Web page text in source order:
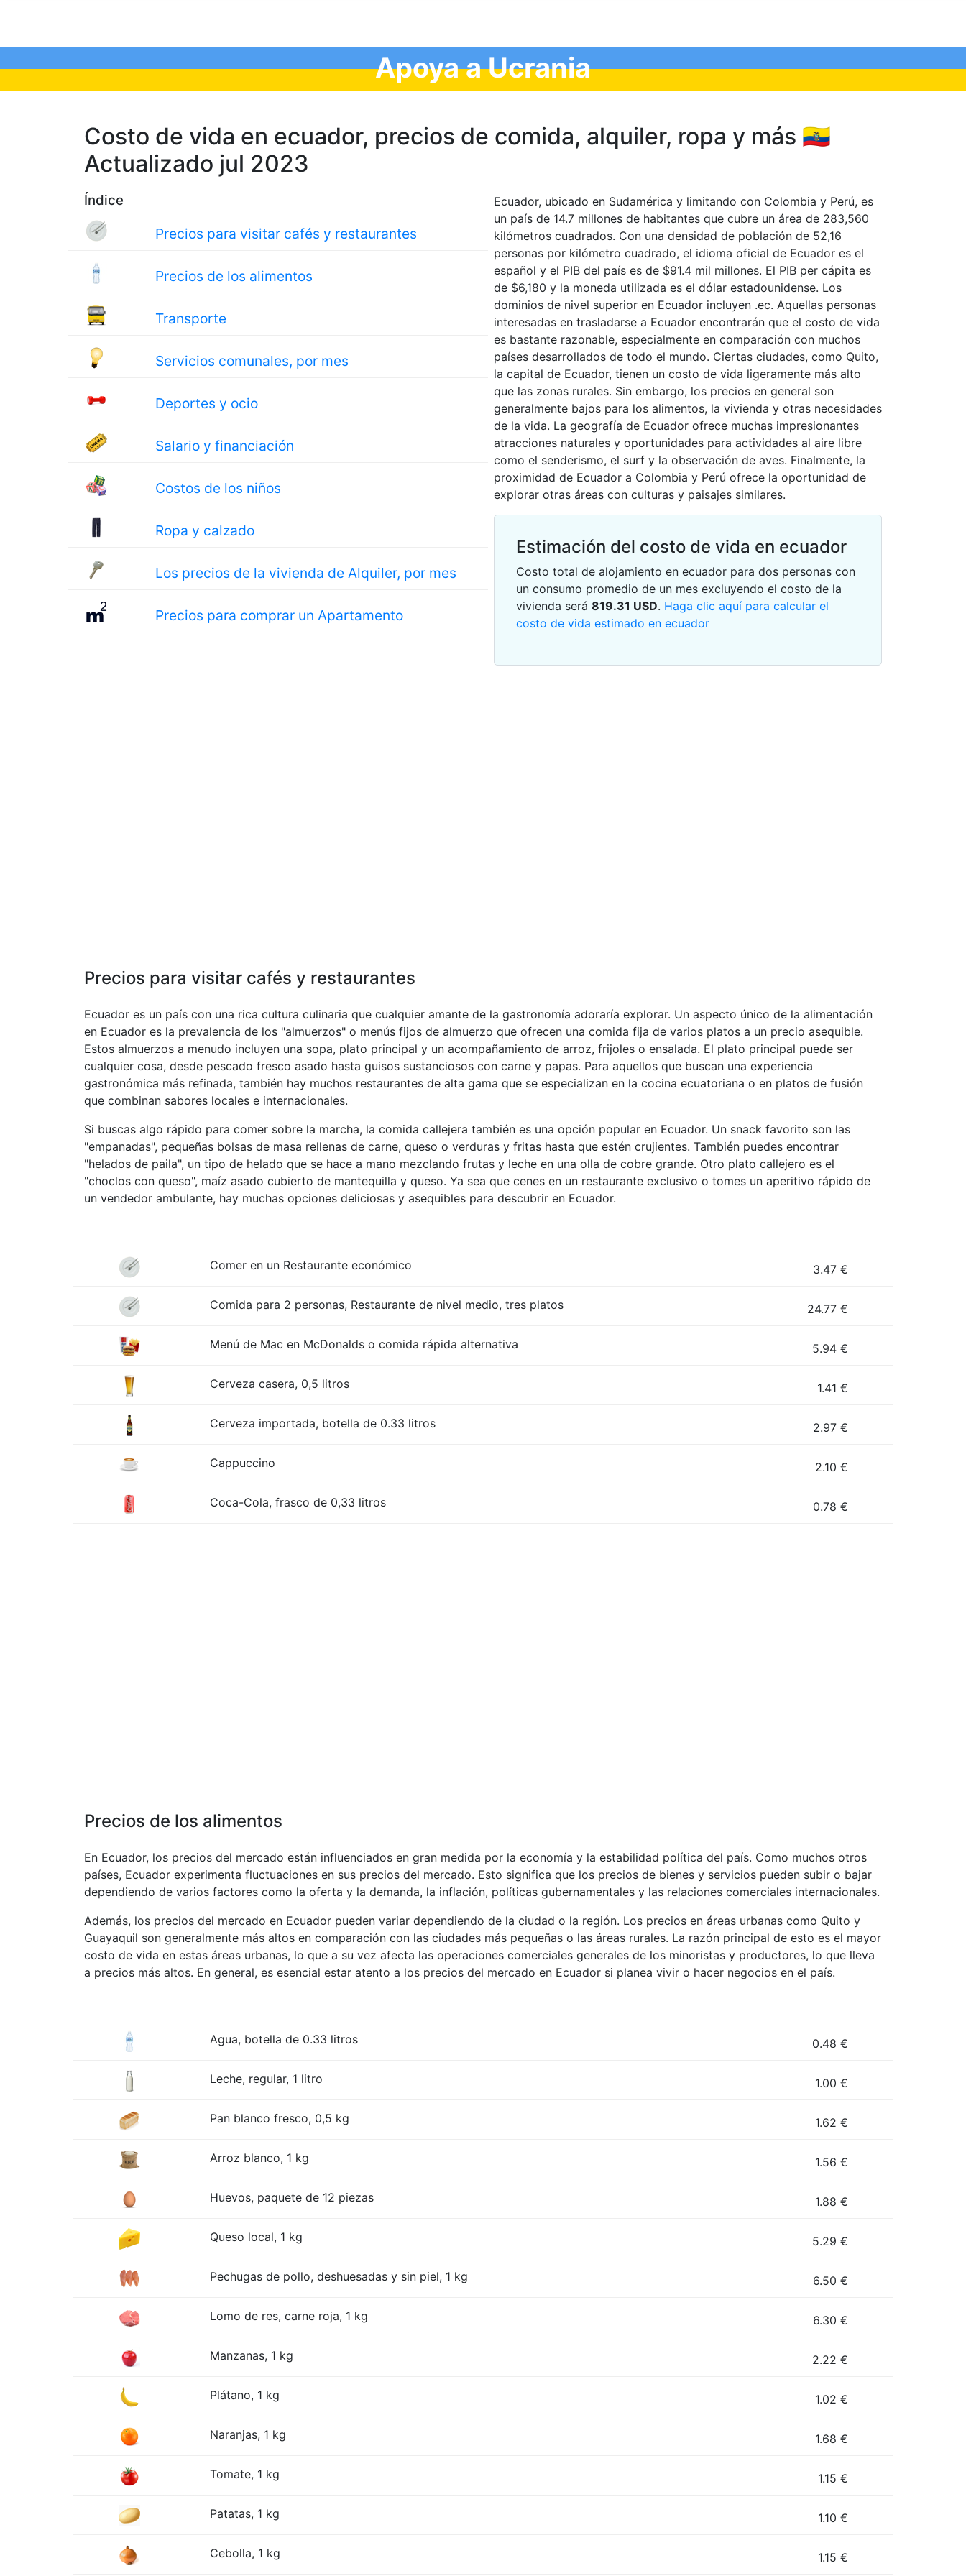
Apoya a Ucrania
Costo de vida en ecuador, precios de comida, аlquiler, ropa y más 🇪🇨
Actualizado jul 2023
Índice
Precios para visitar cafés y restaurantes
Precios de los alimentos
Transporte
Servicios comunales, por mes
Deportes y ocio
Salario y financiación
Costos de los niños
Ropa y calzado
Los precios de la vivienda de Alquiler, por mes
Precios para comprar un Apartamento
Ecuador, ubicado en Sudamérica y limitando con Colombia y Perú, es
un país de 14.7 millones de habitantes que cubre un área de 283,560
kilómetros cuadrados. Con una densidad de población de 52,16
personas por kilómetro cuadrado, el idioma oficial de Ecuador es el
español y el PIB del país es de $91.4 mil millones. El PIB per cápita es
de $6,180 y la moneda utilizada es el dólar estadounidense. Los
dominios de nivel superior en Ecuador incluyen .ec. Aquellas personas
interesadas en trasladarse a Ecuador encontrarán que el costo de vida
es bastante razonable, especialmente en comparación con muchos
países desarrollados de todo el mundo. Ciertas ciudades, como Quito,
la capital de Ecuador, tienen un costo de vida ligeramente más alto
que las zonas rurales. Sin embargo, los precios en general son
generalmente bajos para los alimentos, la vivienda y otras necesidades
de la vida. La geografía de Ecuador ofrece muchas impresionantes
atracciones naturales y oportunidades para actividades al aire libre
como el senderismo, el surf y la observación de aves. Finalmente, la
proximidad de Ecuador a Colombia y Perú ofrece la oportunidad de
explorar otras áreas con culturas y paisajes similares.
Estimación del costo de vida en ecuador
Costo total de alojamiento en ecuador para dos personas con
un consumo promedio de un mes excluyendo el costo de la
vivienda será 819.31 USD. Haga clic aquí para calcular el
costo de vida estimado en ecuador
Precios para visitar cafés y restaurantes
Ecuador es un país con una rica cultura culinaria que cualquier amante de la gastronomía adoraría explorar. Un aspecto único de la alimentación
en Ecuador es la prevalencia de los "almuerzos" o menús fijos de almuerzo que ofrecen una comida fija de varios platos a un precio asequible.
Estos almuerzos a menudo incluyen una sopa, plato principal y un acompañamiento de arroz, frijoles o ensalada. El plato principal puede ser
cualquier cosa, desde pescado fresco asado hasta guisos sustanciosos con carne y papas. Para aquellos que buscan una experiencia
gastronómica más refinada, también hay muchos restaurantes de alta gama que se especializan en la cocina ecuatoriana o en platos de fusión
que combinan sabores locales e internacionales.
Si buscas algo rápido para comer sobre la marcha, la comida callejera también es una opción popular en Ecuador. Un snack favorito son las
"empanadas", pequeñas bolsas de masa rellenas de carne, queso o verduras y fritas hasta que estén crujientes. También puedes encontrar
"helados de paila", un tipo de helado que se hace a mano mezclando frutas y leche en una olla de cobre grande. Otro plato callejero es el
"choclos con queso", maíz asado cubierto de mantequilla y queso. Ya sea que cenes en un restaurante exclusivo o tomes un aperitivo rápido de
un vendedor ambulante, hay muchas opciones deliciosas y asequibles para descubrir en Ecuador.
Comer en un Restaurante económico 3.47 €
Comida para 2 personas, Restaurante de nivel medio, tres platos 24.77 €
Menú de Mac en McDonalds o comida rápida alternativa 5.94 €
Cerveza casera, 0,5 litros 1.41 €
Cerveza importada, botella de 0.33 litros 2.97 €
Cappuccino 2.10 €
Coca-Cola, frasco de 0,33 litros 0.78 €
Precios de los alimentos
En Ecuador, los precios del mercado están influenciados en gran medida por la economía y la estabilidad política del país. Como muchos otros
países, Ecuador experimenta fluctuaciones en sus precios del mercado. Esto significa que los precios de bienes y servicios pueden subir o bajar
dependiendo de varios factores como la oferta y la demanda, la inflación, políticas gubernamentales y las relaciones comerciales internacionales.
Además, los precios del mercado en Ecuador pueden variar dependiendo de la ciudad o la región. Los precios en áreas urbanas como Quito y
Guayaquil son generalmente más altos en comparación con las ciudades más pequeñas o las áreas rurales. La razón principal de esto es el mayor
costo de vida en estas áreas urbanas, lo que a su vez afecta las operaciones comerciales generales de los minoristas y productores, lo que lleva
a precios más altos. En general, es esencial estar atento a los precios del mercado en Ecuador si planea vivir o hacer negocios en el país.
Agua, botella de 0.33 litros 0.48 €
Leche, regular, 1 litro 1.00 €
Pan blanco fresco, 0,5 kg 1.62 €
Arroz blanco, 1 kg 1.56 €
Huevos, paquete de 12 piezas 1.88 €
Queso local, 1 kg 5.29 €
Pechugas de pollo, deshuesadas y sin piel, 1 kg 6.50 €
Lomo de res, carne roja, 1 kg 6.30 €
Manzanas, 1 kg 2.22 €
Plátano, 1 kg 1.02 €
Naranjas, 1 kg 1.68 €
Tomate, 1 kg 1.15 €
Patatas, 1 kg 1.10 €
Cebolla, 1 kg 1.15 €